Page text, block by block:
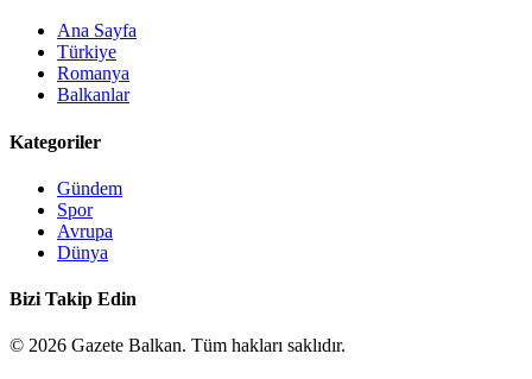
Ana Sayfa
Türkiye
Romanya
Balkanlar
Kategoriler
Gündem
Spor
Avrupa
Dünya
Bizi Takip Edin
© 2026 Gazete Balkan. Tüm hakları saklıdır.